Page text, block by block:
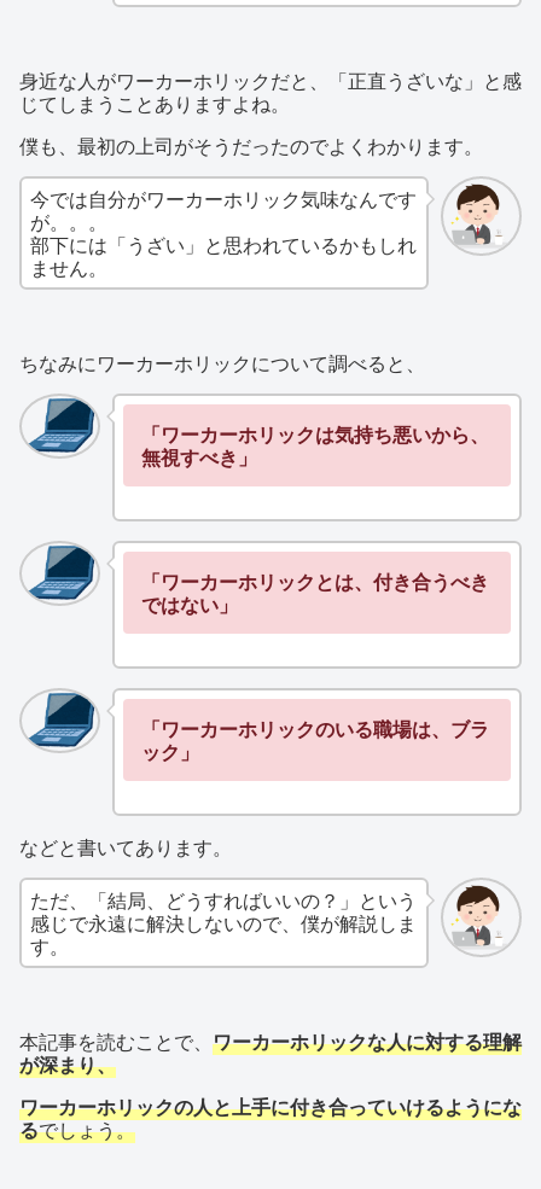
身近な人がワーカーホリックだと、「正直うざいな」と感
じてしまうことありますよね。
僕も、最初の上司がそうだったのでよくわかります。
今では自分がワーカーホリック気味なんです
が。。。
部下には「うざい」と思われているかもしれ
ません。
ちなみにワーカーホリックについて調べると、
「ワーカーホリックは気持ち悪いから、
無視すべき」
「ワーカーホリックとは、付き合うべき
ではない」
「ワーカーホリックのいる職場は、ブラ
ック」
などと書いてあります。
ただ、「結局、どうすればいいの？」という
感じで永遠に解決しないので、僕が解説しま
す。
本記事を読むことで、 ワーカーホリックな人に対する理解
が深まり、
ワーカーホリックの人と上手に付き合っていけるようにな
るでしょう。